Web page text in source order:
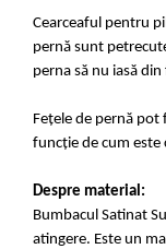
Cearceaful pentru
pernă sunt
perna să nu iasă
Fețele de pernă
funcție de cum
Despre material:
Bumbacul Satinat
atingere. Este un